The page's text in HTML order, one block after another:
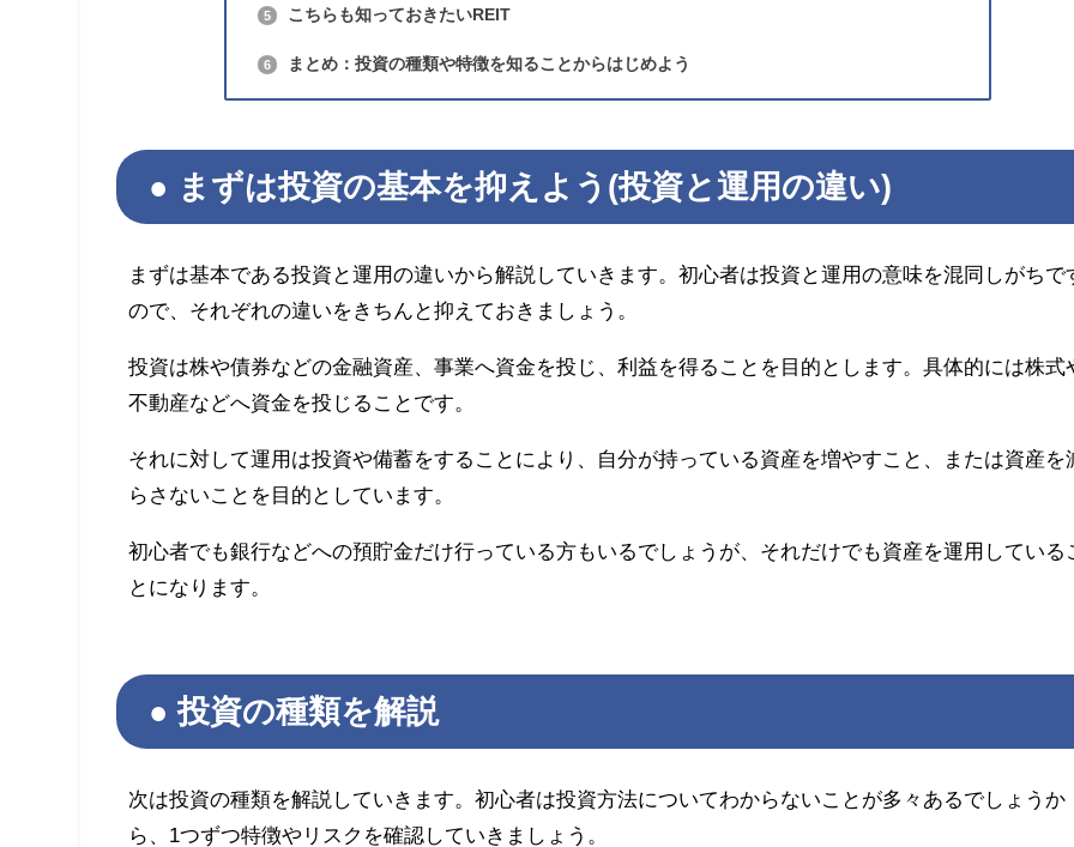
5 こちらも知っておきたいREIT
6 まとめ：投資の種類や特徴を知ることからはじめよう
まずは投資の基本を抑えよう(投資と運用の違い)
まずは基本である投資と運用の違いから解説していきます。初心者は投資と運用の意味を混同しがちで
ので、それぞれの違いをきちんと抑えておきましょう。
投資は株や債券などの金融資産、事業へ資金を投じ、利益を得ることを目的とします。具体的には株式
不動産などへ資金を投じることです。
それに対して運用は投資や備蓄をすることにより、自分が持っている資産を増やすこと、または資産を
らさないことを目的としています。
初心者でも銀行などへの預貯金だけ行っている方もいるでしょうが、それだけでも資産を運用している
とになります。
投資の種類を解説
次は投資の種類を解説していきます。初心者は投資方法についてわからないことが多々あるでしょうか
ら、1つずつ特徴やリスクを確認していきましょう。